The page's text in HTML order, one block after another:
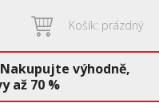
Košík: prázdný
výhodně,
až 70 %